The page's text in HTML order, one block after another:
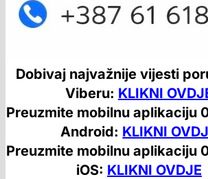
Dobivaj najvažnije vijesti
Viberu: KLIKNI
Preuzmite mobilnu aplikaciju
Android: KLIKNI
Preuzmite mobilnu aplikaciju
iOS: KLIKNI OVDJE